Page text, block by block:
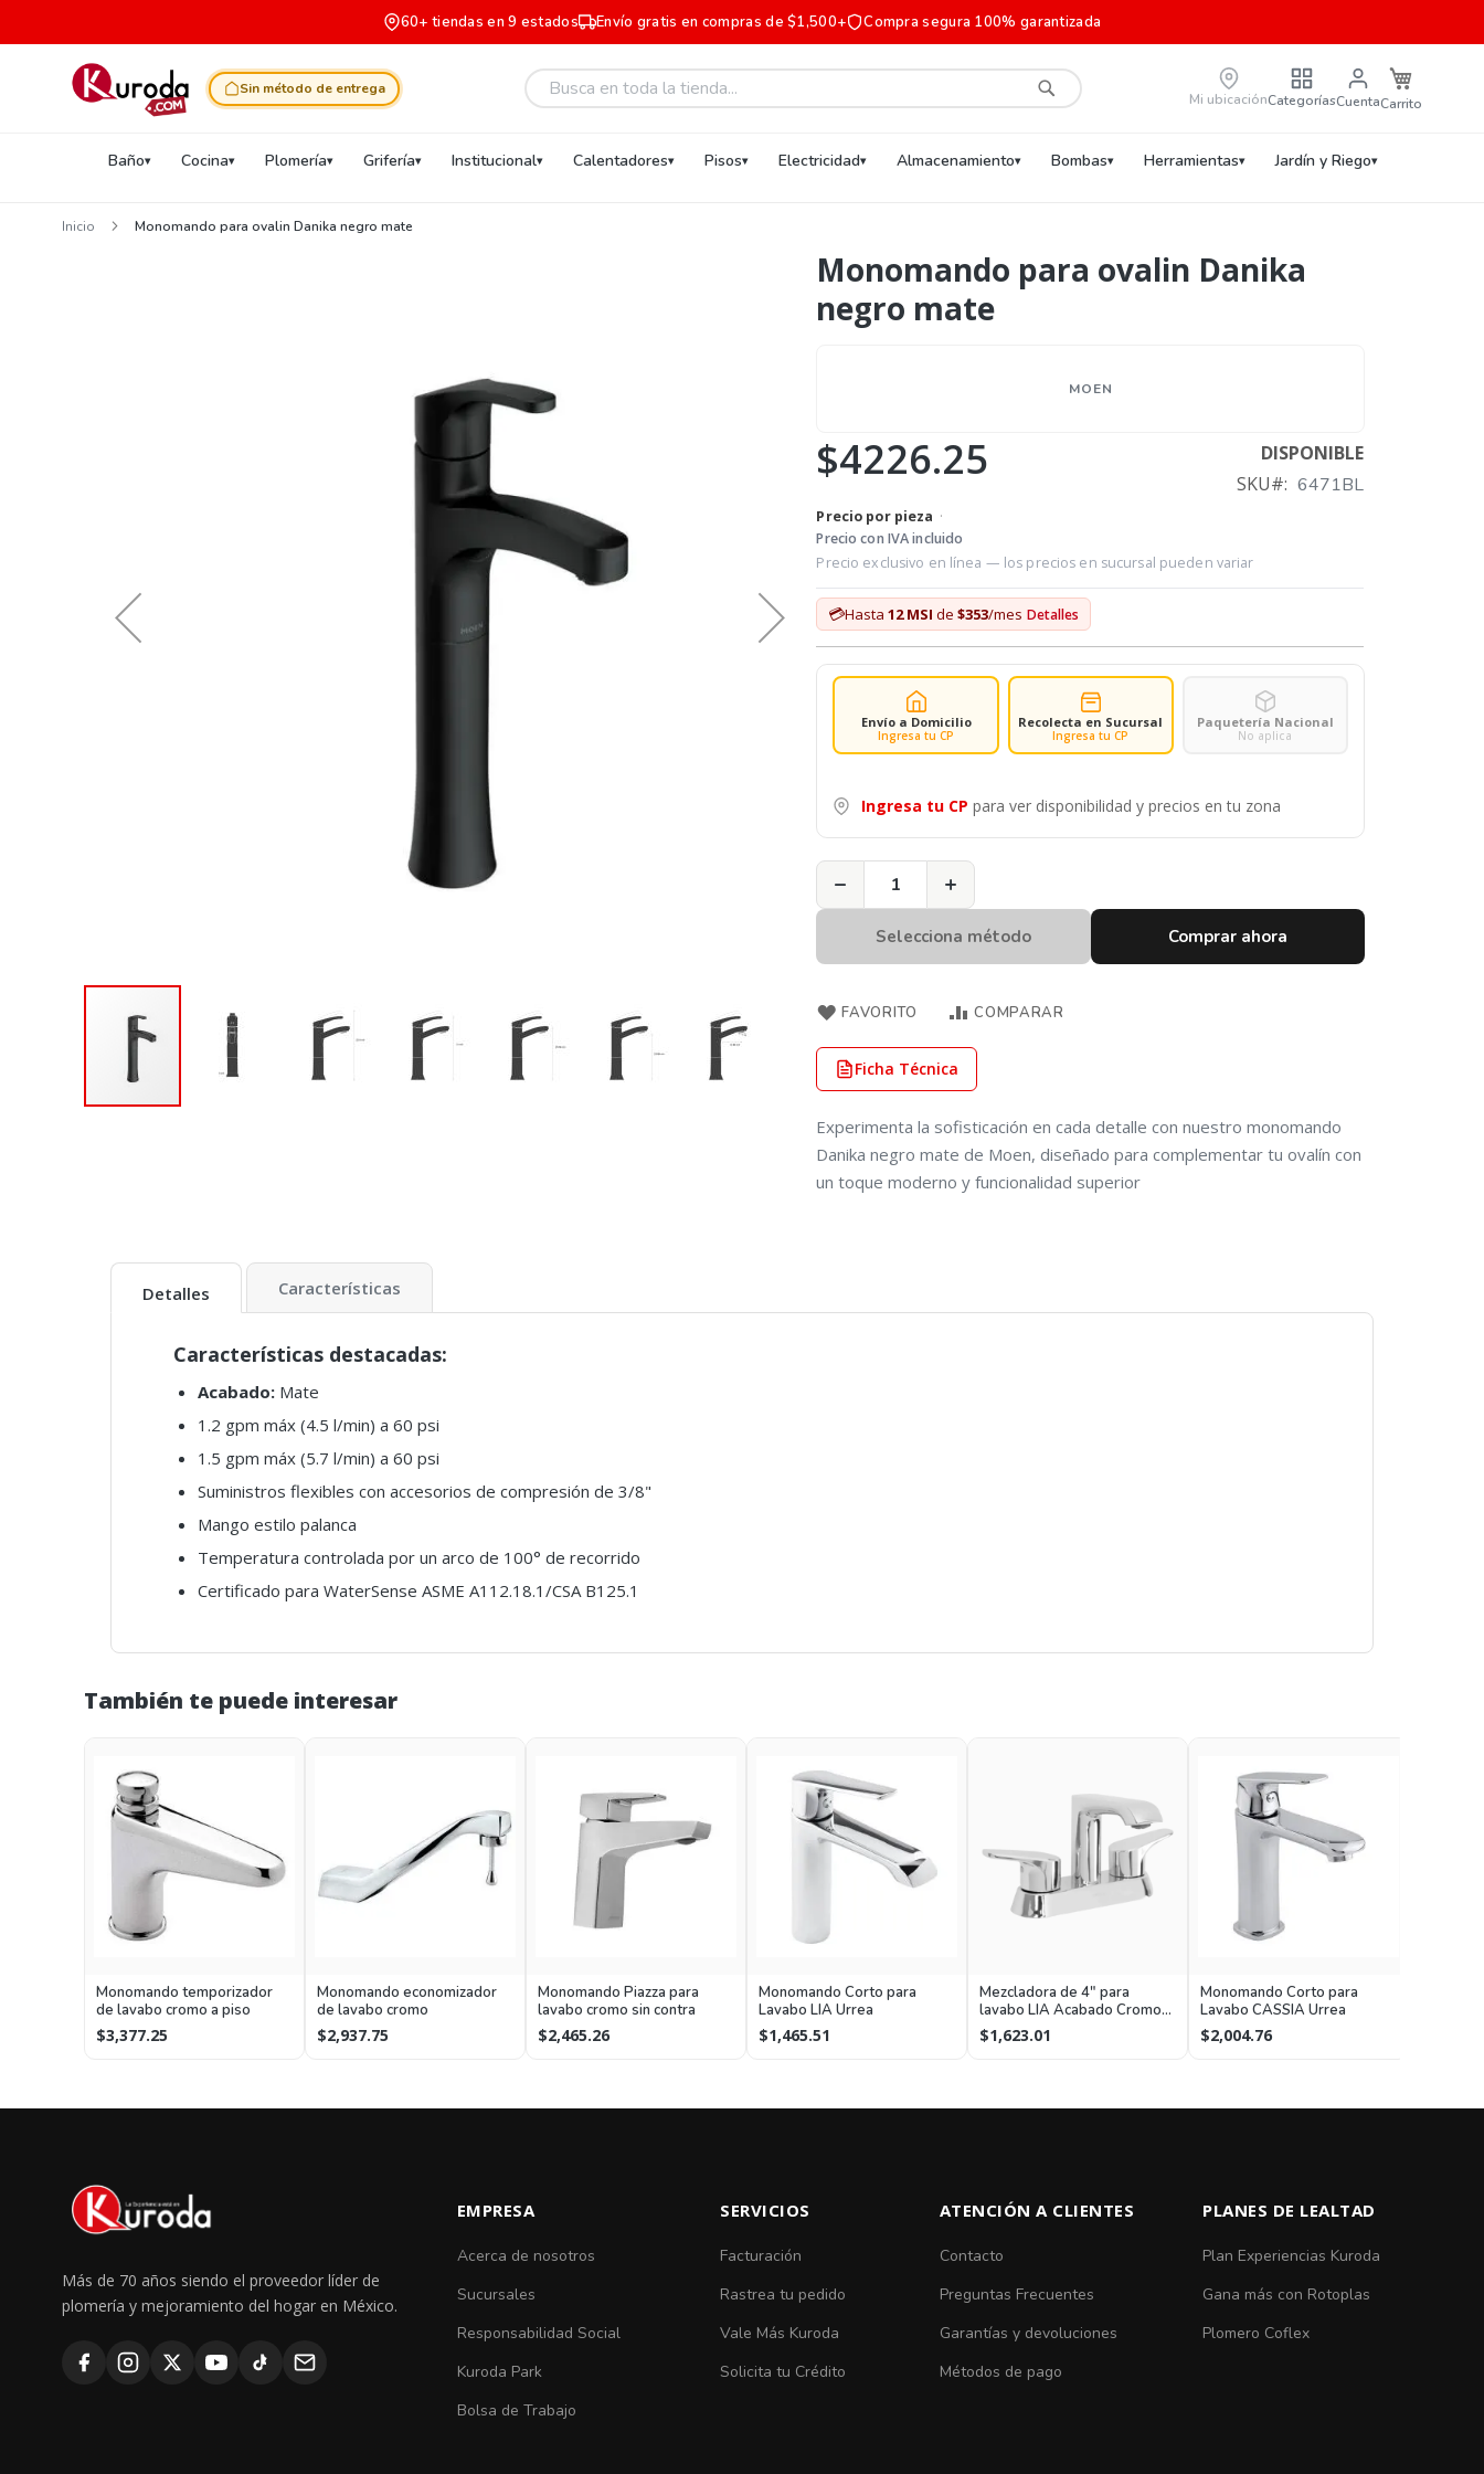
60+ tiendas en 9 estados Envío gratis en compras de $1,500+ Compra segura 100% garantizada
Carrito de
Mi ubicaciónCategoríasCuenta
Sin método de entrega
Baño Cocina Plomería Grifería Institucional Calentadores Pisos Electricidad Almacenamiento Bombas Herramientas Jardín y Riego
Inicio Monomando para ovalin Danika negro mate
Monomando para ovalin Danika
negro mate
MOEN
$4226.25
DISPONIBLE
SKU
6471BL
Precio por pieza ·
Precio con IVA incluido
Precio exclusivo en línea — los precios en sucursal pueden variar
💳Hasta12 MSI de$353/mes Detalles
Envío a Domicilio
Ingresa tu CP
Recolecta en Sucursal
Ingresa tu CP
Paquetería Nacional
No aplica
Ingresa tu CP para ver disponibilidad y precios en tu zona
− +
Selecciona método Comprar ahora
FAVORITO COMPARAR
Ficha Técnica
Experimenta la sofisticación en cada detalle con nuestro monomando
Danika negro mate de Moen, diseñado para complementar tu ovalín con
un toque moderno y funcionalidad superior
Detalles
Características destacadas:
Acabado: Mate
1.2 gpm máx (4.5 l/min) a 60 psi
1.5 gpm máx (5.7 l/min) a 60 psi
Suministros flexibles con accesorios de compresión de 3/8"
Mango estilo palanca
Temperatura controlada por un arco de 100° de recorrido
Certificado para WaterSense ASME A112.18.1/CSA B125.1
Características
También te puede interesar
Monomando temporizador
de lavabo cromo a piso
$3,377.25
Monomando economizador
de lavabo cromo
$2,937.75
Monomando Piazza para
lavabo cromo sin contra
$2,465.26
Monomando Corto para
Lavabo LIA Urrea
$1,465.51
Mezcladora de 4" para
lavabo LIA Acabado Cromo
Urrea
$1,623.01
Monomando Corto para
Lavabo CASSIA Urrea
$2,004.76
Más de 70 años siendo el proveedor líder de
plomería y mejoramiento del hogar en México.
EMPRESA
Acerca de nosotros
Sucursales
Responsabilidad Social
Kuroda Park
Bolsa de Trabajo
SERVICIOS
Facturación
Rastrea tu pedido
Vale Más Kuroda
Solicita tu Crédito
ATENCIÓN A CLIENTES
Contacto
Preguntas Frecuentes
Garantías y devoluciones
Métodos de pago
PLANES DE LEALTAD
Plan Experiencias Kuroda
Gana más con Rotoplas
Plomero Coflex